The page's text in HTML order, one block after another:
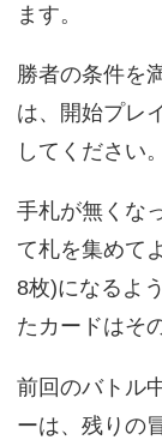
ます。
勝者の条件を
は、開始プレ
してください。
手札が無くな
て札を集めて
8枚)になるよ
たカードはそ
前回のバトル
ーは、残りの